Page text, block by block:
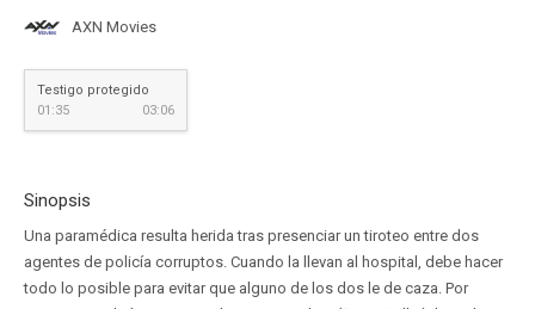
AXN Movies
Testigo protegido
01:35
03:06
Sinopsis
Una paramédica resulta herida tras presenciar un tiroteo entre dos
agentes de policía corruptos. Cuando la llevan al hospital, debe hacer
todo lo posible para evitar que alguno de los dos le de caza. Por